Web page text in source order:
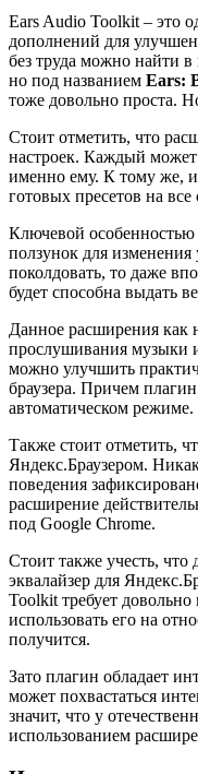
Ears Audio Toolkit – это
дополнений для
без труда можно найти в
но под названием Ears:
тоже довольно проста.
Стоит отметить, что
настроек. Каждый может
именно ему. К тому же,
готовых пресетов на
Ключевой особенностью
ползунок для
поколдовать, то даже
будет способна выдать
Данное расширения как
прослушивания музыки
можно улучшить
браузера. Причем
автоматическом режиме.
Также стоит отметить,
Яндекс.Браузером.
поведения
расширение
под Google Chrome.
Стоит также учесть,
эквалайзер для
Toolkit требует
использовать его на
получится.
Зато плагин обладает
может похвастаться
значит, что у
использованием